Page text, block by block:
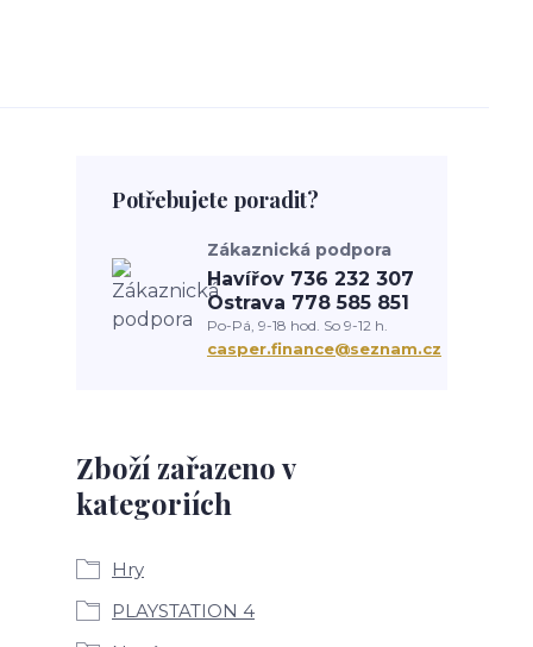
Zboží zařazeno v
kategoriích
Hry
PLAYSTATION 4
Potřebujete poradit?
Zákaznická podpora
Havířov 736 232 307
Ostrava 778 585 851
Po-Pá, 9-18 hod. So 9-12 h.
casper.finance@seznam.cz